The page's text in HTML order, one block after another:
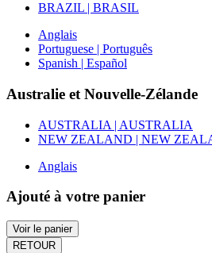
BRAZIL | BRASIL
Anglais
Portuguese | Português
Spanish | Español
Australie et Nouvelle-Zélande
AUSTRALIA | AUSTRALIA
NEW ZEALAND | NEW
Anglais
Ajouté à votre panier
Voir le panier
RETOUR